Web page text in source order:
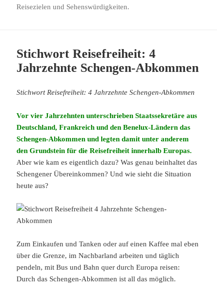
Reisezielen und Sehenswürdigkeiten.
Stichwort Reisefreiheit: 4
Jahrzehnte Schengen-Abkommen
Stichwort Reisefreiheit: 4 Jahrzehnte Schengen-Abkommen
Vor vier Jahrzehnten unterschrieben Staatssekretäre aus
Deutschland, Frankreich und den Benelux-Ländern das
Schengen-Abkommen und legten damit unter anderem
den Grundstein für die Reisefreiheit innerhalb Europas.
Aber wie kam es eigentlich dazu? Was genau beinhaltet das
Schengener Übereinkommen? Und wie sieht die Situation
heute aus?
Zum Einkaufen und Tanken oder auf einen Kaffee mal eben
über die Grenze, im Nachbarland arbeiten und täglich
pendeln, mit Bus und Bahn quer durch Europa reisen:
Durch das Schengen-Abkommen ist all das möglich.